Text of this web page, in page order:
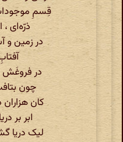
قِسمِ
ذرّه‌ای ،
در زمین و
در فروغَش
چون
کان
ابر بر
لیک دریا